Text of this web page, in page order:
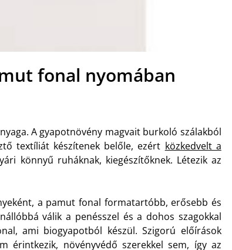
fonal nyomában
A gyapotnövény magvait burkoló szálakból
textíliát készítenek belőle, ezért közkedvelt a
könnyű ruháknak, kiegészítőknek. Létezik az
a pamut fonal formatartóbb, erősebb és
válik a penésszel és a dohos szagokkal
ami biogyapotból készül. Szigorú előírások
érintkezik, növényvédő szerekkel sem, így az